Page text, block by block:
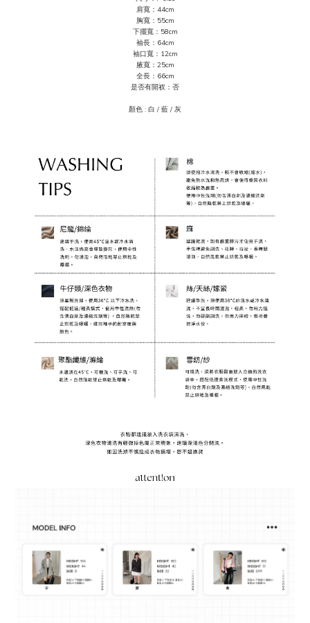
肩寬：44cm
胸寬：55cm
下擺寬：58cm
袖長：64cm
袖口寬：12cm
腋寬：25cm
全長：66cm
是否有開衩：否
顏色 : 白 / 藍 / 灰